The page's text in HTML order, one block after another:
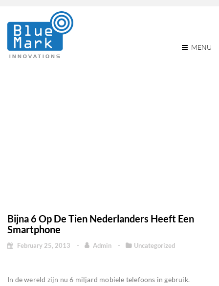
MENU
Bijna 6 Op De Tien Nederlanders Heeft Een
Smartphone
February 25, 2013 Admin Uncategorized
In de wereld zijn nu 6 miljard mobiele telefoons in gebruik.